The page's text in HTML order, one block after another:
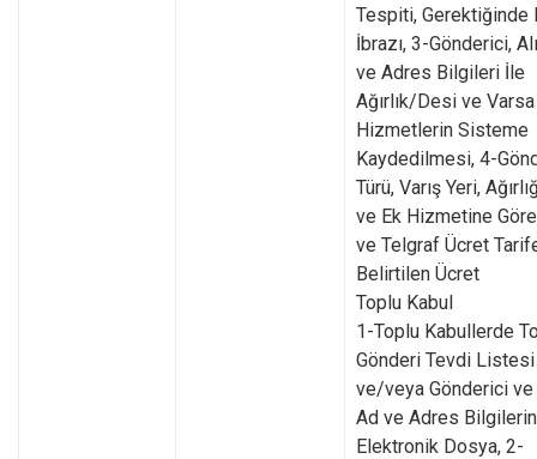
Tespiti, Gerektiğinde
İbrazı, 3-Gönderici,
ve Adres Bilgileri İle
Ağırlık/Desi ve
Hizmetlerin Sisteme
Kaydedilmesi, 4-
Türü, Varış Yeri,
ve Ek Hizmetine
ve Telgraf Ücret
Belirtilen Ücret
Toplu Kabul
1-Toplu Kabullerde
Gönderi Tevdi Listesi
ve/veya Gönderici ve
Ad ve Adres
Elektronik Dosya, 2-